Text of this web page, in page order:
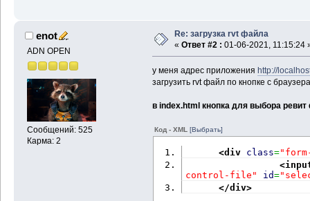
enot
ADN OPEN
Сообщений: 525
Карма: 2
Re: загрузка rvt файла
« Ответ #2 : 01-06-2021, 11:15:24
у меня адрес приложения http://
загрузить rvt файл по кнопке с
в index.html кнопка для выбора
Код - XML [Выбрать]
<div class=
control-file"
id=
</div>